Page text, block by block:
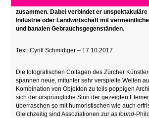
zusammen. Dabei verbindet er
Industrie oder Landwirtschaft mit
und banalen Gebrauchsgegenständen.
Text: Cyrill Schmidiger – 17.10.2017
Die fotografischen Collagen des Zürcher
spannen neue, mitunter sehr verspielte Welten
Kombination von Objekten zu teils poppigen
sich der ursprüngliche Sinn der gezeigten
überraschen so mit humoristischen wie auch
Gleichzeitig sind Assoziationen zuras found-